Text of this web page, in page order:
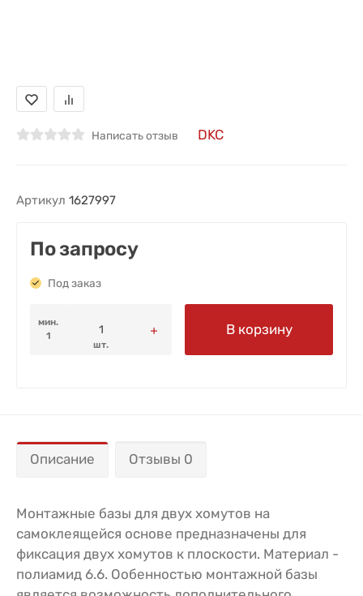
Написать отзыв DKC
Артикул 1627997
По запросу
Под заказ
мин.
1
шт.
В корзину
Описание Отзывы 0
Монтажные базы для двух хомутов на
самоклеящейся основе предназначены для
фиксация двух хомутов к плоскости. Материал -
полиамид 6.6. Ообенностью монтажной базы